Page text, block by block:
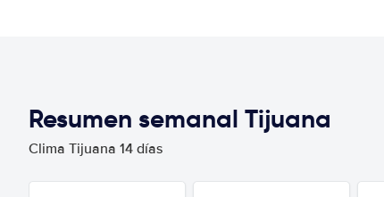
Resumen semanal Tijuana
Clima Tijuana 14 días